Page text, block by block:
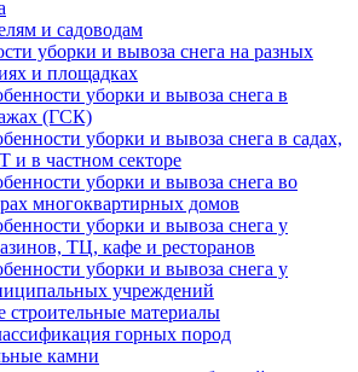
и садоводам
уборки и вывоза снега на разных
и площадках
уборки и вывоза снега в
(ГСК)
уборки и вывоза снега в садах,
и в частном секторе
уборки и вывоза снега во
многоквартирных домов
уборки и вывоза снега у
ТЦ, кафе и ресторанов
уборки и вывоза снега у
учреждений
строительные материалы
горных пород
камни